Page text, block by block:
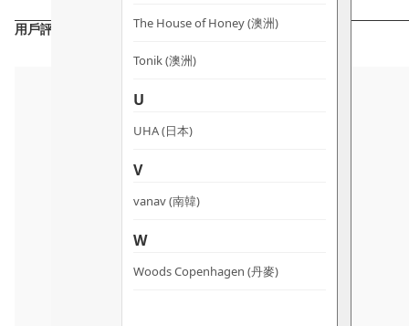
The House of Honey (澳洲)
Tonik (澳洲)
U
UHA (日本)
V
vanav (南韓)
W
Woods Copenhagen (丹麥)
用戶評價